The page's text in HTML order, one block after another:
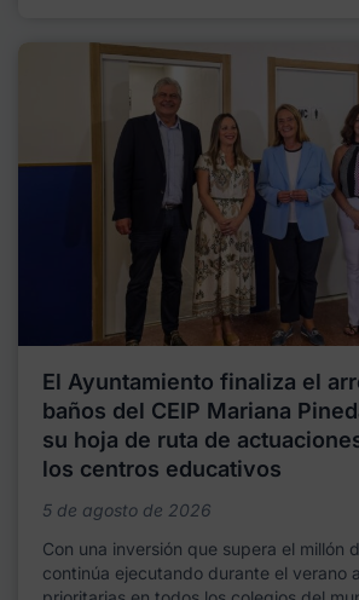
El Ayuntamiento finaliza el
baños del CEIP Mariana
su hoja de ruta de
los centros educativos
5 de agosto de 2026
Con una inversión que supera el millón
continúa ejecutando durante el verano